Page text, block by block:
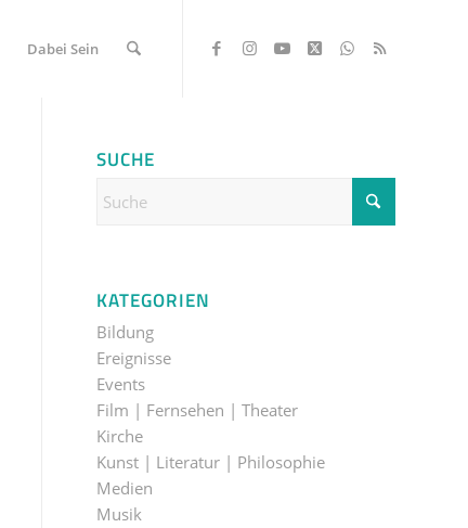
Dabei Sein
SUCHE
KATEGORIEN
Bildung
Ereignisse
Events
Film | Fernsehen | Theater
Kirche
Kunst | Literatur | Philosophie
Medien
Musik